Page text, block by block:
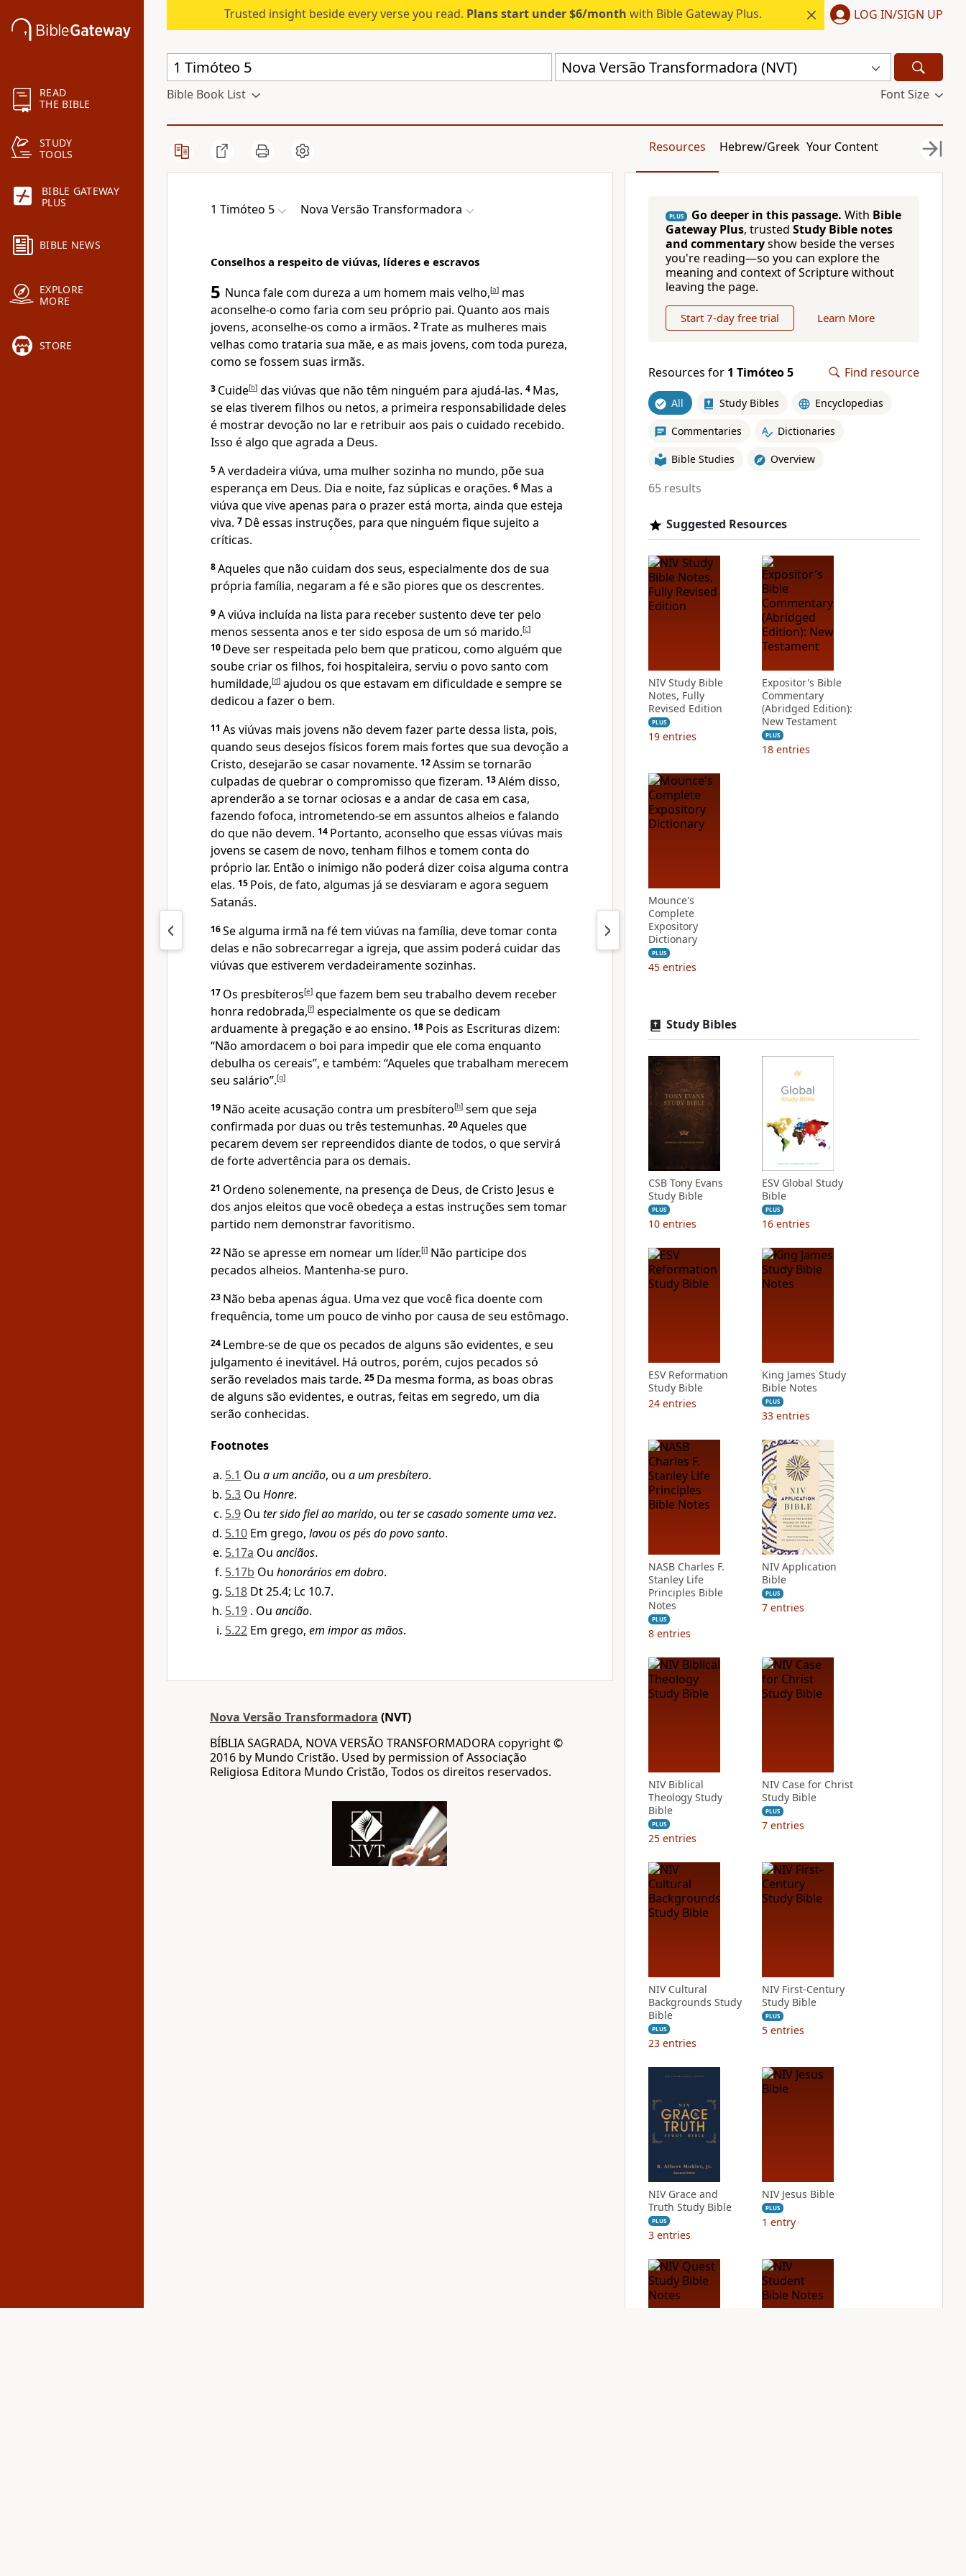
READ
THE BIBLE
STUDY
TOOLS
BIBLE GATEWAY
PLUS
BIBLE NEWS
EXPLORE
MORE
STORE
Trusted insight beside every verse you read. Plans start under $6/month with Bible Gateway Plus. LOG IN/SIGN UP
Nova Versão Transformadora (NVT)
Bible Book List Font Size
Resources Hebrew/Greek Your Content
1 Timóteo 5 Nova Versão Transformadora
Conselhos a respeito de viúvas, líderes e escravos
5 Nunca fale com dureza a um homem mais velho,[a] mas
aconselhe-o como faria com seu próprio pai. Quanto aos mais
jovens, aconselhe-os como a irmãos. 2Trate as mulheres mais
velhas como trataria sua mãe, e as mais jovens, com toda pureza,
como se fossem suas irmãs.
3 Cuide[b] das viúvas que não têm ninguém para ajudá-las. 4 Mas,
se elas tiverem filhos ou netos, a primeira responsabilidade deles
é mostrar devoção no lar e retribuir aos pais o cuidado recebido.
Isso é algo que agrada a Deus.
5A verdadeira viúva, uma mulher sozinha no mundo, põe sua
esperança em Deus. Dia e noite, faz súplicas e orações. 6 Mas a
viúva que vive apenas para o prazer está morta, ainda que esteja
viva. 7 Dê essas instruções, para que ninguém fique sujeito a
críticas.
8Aqueles que não cuidam dos seus, especialmente dos de sua
própria família, negaram a fé e são piores que os descrentes.
9A viúva incluída na lista para receber sustento deve ter pelo
menos sessenta anos e ter sido esposa de um só marido.[c]
10 Deve ser respeitada pelo bem que praticou, como alguém que
soube criar os filhos, foi hospitaleira, serviu o povo santo com
humildade,[d] ajudou os que estavam em dificuldade e sempre se
dedicou a fazer o bem.
11 As viúvas mais jovens não devem fazer parte dessa lista, pois,
quando seus desejos físicos forem mais fortes que sua devoção a
Cristo, desejarão se casar novamente. 12Assim se tornarão
culpadas de quebrar o compromisso que fizeram. 13Além disso,
aprenderão a se tornar ociosas e a andar de casa em casa,
fazendo fofoca, intrometendo-se em assuntos alheios e falando
do que não devem. 14 Portanto, aconselho que essas viúvas mais
jovens se casem de novo, tenham filhos e tomem conta do
próprio lar. Então o inimigo não poderá dizer coisa alguma contra
elas. 15 Pois, de fato, algumas já se desviaram e agora seguem
Satanás.
16Se alguma irmã na fé tem viúvas na família, deve tomar conta
delas e não sobrecarregar a igreja, que assim poderá cuidar das
viúvas que estiverem verdadeiramente sozinhas.
17 Os presbíteros[e] que fazem bem seu trabalho devem receber
honra redobrada,[f] especialmente os que se dedicam
arduamente à pregação e ao ensino. 18 Pois as Escrituras dizem:
“Não amordacem o boi para impedir que ele coma enquanto
debulha os cereais”, e também: “Aqueles que trabalham merecem
seu salário”.[g]
19 Não aceite acusação contra um presbítero[h] sem que seja
confirmada por duas ou três testemunhas. 20Aqueles que
pecarem devem ser repreendidos diante de todos, o que servirá
de forte advertência para os demais.
21 Ordeno solenemente, na presença de Deus, de Cristo Jesus e
dos anjos eleitos que você obedeça a estas instruções sem tomar
partido nem demonstrar favoritismo.
22 Não se apresse em nomear um líder.[i] Não participe dos
pecados alheios. Mantenha-se puro.
23 Não beba apenas água. Uma vez que você fica doente com
frequência, tome um pouco de vinho por causa de seu estômago.
24 Lembre-se de que os pecados de alguns são evidentes, e seu
julgamento é inevitável. Há outros, porém, cujos pecados só
serão revelados mais tarde. 25 Da mesma forma, as boas obras
de alguns são evidentes, e outras, feitas em segredo, um dia
serão conhecidas.
Footnotes
5.1 Ou a um ancião, ou a um presbítero.
5.3 Ou Honre.
5.9 Ou ter sido fiel ao marido, ou ter se casado somente uma vez.
5.10 Em grego, lavou os pés do povo santo.
5.17a Ou anciãos.
5.17b Ou honorários em dobro.
5.18 Dt 25.4; Lc 10.7.
5.19 . Ou ancião.
5.22 Em grego, em impor as mãos.
Nova Versão Transformadora (NVT)
BÍBLIA SAGRADA, NOVA VERSÃO TRANSFORMADORA copyright ©
2016 by Mundo Cristão. Used by permission of Associação
Religiosa Editora Mundo Cristão, Todos os direitos reservados.
PLUS Go deeper in this passage. With Bible
Gateway Plus, trusted Study Bible notes
and commentaryshow beside the verses
you're reading—so you can explore the
meaning and context of Scripture without
leaving the page.
Start 7-day free trial Learn More
Resources for 1 Timóteo 5 Find resource
All Study Bibles Encyclopedias
Commentaries Dictionaries
Bible Studies Overview
65 results
Suggested Resources
NIV Study Bible
Notes, Fully
Revised Edition
PLUS
19 entries
Expositor's Bible
Commentary
(Abridged Edition):
New Testament
PLUS
18 entries
Mounce's
Complete
Expository
Dictionary
PLUS
45 entries
Study Bibles
CSB Tony Evans
Study Bible
PLUS
10 entries
ESV Global Study
Bible
PLUS
16 entries
ESV Reformation
Study Bible
24 entries
King James Study
Bible Notes
PLUS
33 entries
NASB Charles F.
Stanley Life
Principles Bible
Notes
PLUS
8 entries
NIV Application
Bible
PLUS
7 entries
NIV Biblical
Theology Study
Bible
PLUS
25 entries
NIV Case for Christ
Study Bible
PLUS
7 entries
NIV Cultural
Backgrounds Study
Bible
PLUS
23 entries
NIV First-Century
Study Bible
PLUS
5 entries
NIV Grace and
Truth Study Bible
PLUS
3 entries
NIV Jesus Bible
PLUS
1 entry